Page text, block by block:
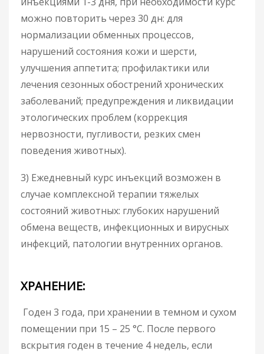
можно повторить через 30 дн: для
нормализации обменных процессов,
нарушений состояния кожи и шерсти,
улучшения аппетита; профилактики или
лечения сезонных обострений хронических
заболеваний; предупреждения и ликвидации
этологических проблем (коррекция
нервозности, пугливости, резких смен
поведения животных).
3) Ежедневный курс инъекций возможен в
случае комплексной терапии тяжелых
состояний животных: глубоких нарушений
обмена веществ, инфекционных и вирусных
инфекций, патологии внутренних органов.
ХРАНЕНИЕ:
Годен 3 года, при хранении в темном и сухом
помещении при 15 – 25 °C. После первого
вскрытия годен в течение 4 недель, если